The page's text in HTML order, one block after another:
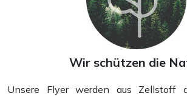
Wir schützen die
Unsere Flyer werden aus Zellstoff